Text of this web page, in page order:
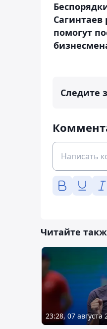
Сагинтаев
помогут
Следите
Читайте
23:28, 07 августа